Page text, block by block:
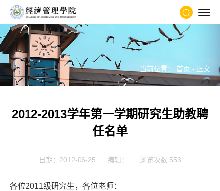
当前位置： 首页 - 正文
2012-2013学年第一学期研究生助教聘
任名单
日期：2012-06-25 编辑： 浏览次数:553
各位2011级研究生，各位老师：